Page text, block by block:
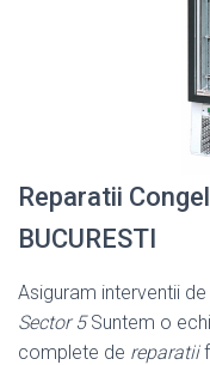
Reparatii
BUCURESTI
Asiguram interventii de
Sector 5Suntem o
complete de reparatii